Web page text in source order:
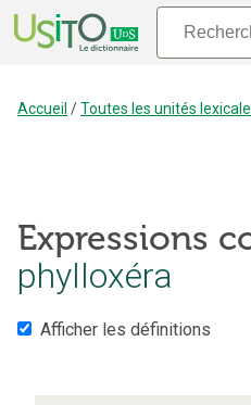
Accueil /Toutes les unités
Expressions
phylloxéra
Afficher les définitions